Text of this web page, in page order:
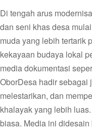
Di tengah arus
dan seni khas desa
muda yang lebih tertarik
kekayaan budaya lokal
media dokumentasi
OborDesa hadir sebagai
melestarikan, dan
khalayak yang lebih
biasa. Media ini